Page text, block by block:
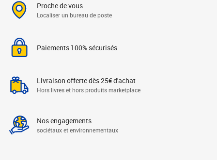
Proche de vous
Localiser un bureau de poste
Paiements 100% sécurisés
Livraison offerte dès 25€ d'achat
Hors livres et hors produits marketplace
Nos engagements
sociétaux et environnementaux